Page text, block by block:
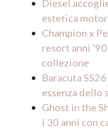
Diesel
estetica
Champion x
resort anni
collezione
Baracuta
essenza dello
Ghost in the
i 30 anni con